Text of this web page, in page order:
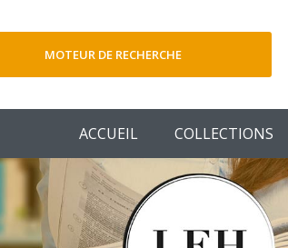
MOTEUR DE RECHERCHE
ACCUEIL COLLECTIONS